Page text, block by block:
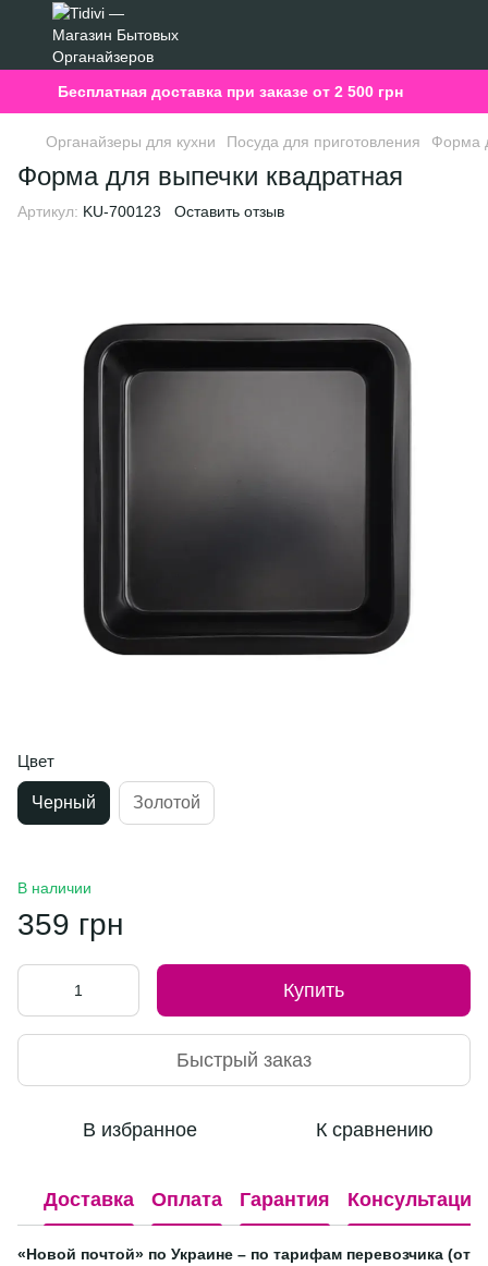
Бесплатная доставка при заказе от 2 500 грн
Органайзеры для кухни Посуда для приготовления Форма
Форма для выпечки квадратная
Артикул: KU-700123 Оставить отзыв
Цвет
Черный Золотой
В наличии
359 грн
Купить
Быстрый заказ
В избранное К сравнению
Доставка Оплата Гарантия Консультация
«Новой почтой» по Украине – по тарифам перевозчика (от